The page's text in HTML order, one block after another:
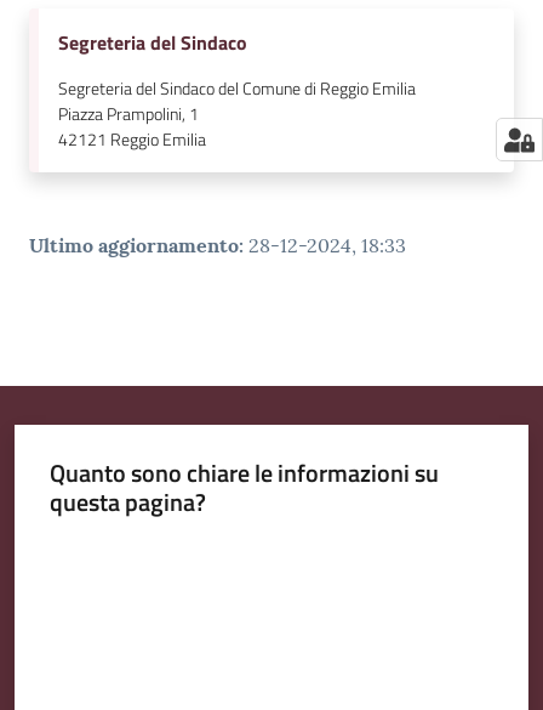
Segreteria del Sindaco
Segreteria del Sindaco del Comune di Reggio Emilia
Piazza Prampolini, 1
42121 Reggio Emilia
Ultimo aggiornamento: 28-12-2024, 18:33
Quanto sono chiare le informazioni su
questa pagina?